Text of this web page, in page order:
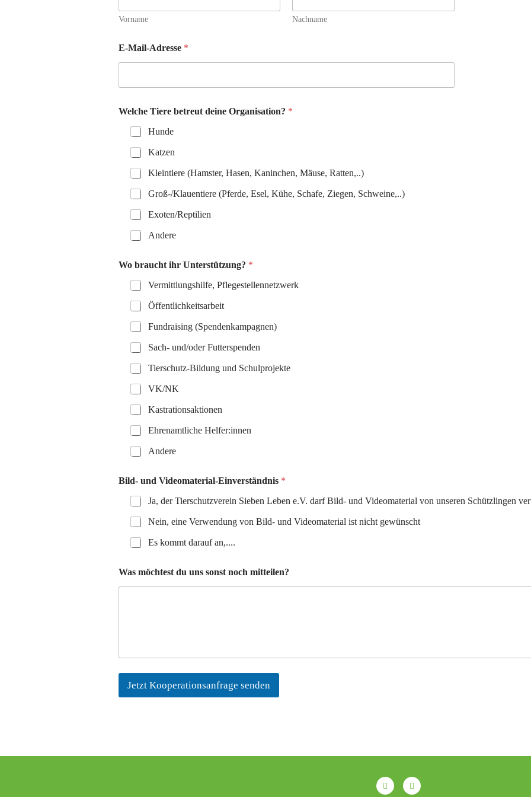
e
n
Vorname Nachname
E-Mail-Adresse *
Welche Tiere betreut deine Organisation? *
Hunde
Katzen
Kleintiere (Hamster, Hasen, Kaninchen, Mäuse, Ratten,..)
Groß-/Klauentiere (Pferde, Esel, Kühe, Schafe, Ziegen, Schweine,..)
Exoten/Reptilien
Andere
Wo braucht ihr Unterstützung? *
Vermittlungshilfe, Pflegestellennetzwerk
Öffentlichkeitsarbeit
Fundraising (Spendenkampagnen)
Sach- und/oder Futterspenden
Tierschutz-Bildung und Schulprojekte
VK/NK
Kastrationsaktionen
Ehrenamtliche Helfer:innen
Andere
Bild- und Videomaterial-Einverständnis *
Ja, der Tierschutzverein Sieben Leben e.V. darf Bild- und Videomaterial von unseren Schützlingen
Nein, eine Verwendung von Bild- und Videomaterial ist nicht gewünscht
Es kommt darauf an,....
Was möchtest du uns sonst noch mitteilen?
Jetzt Kooperationsanfrage senden